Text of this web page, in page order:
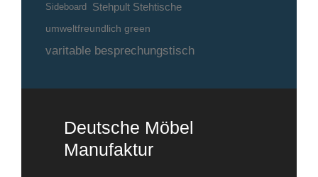
Sideboard Stehpult Stehtische
umweltfreundlich green
varitable besprechungstisch
Deutsche Möbel
Manufaktur